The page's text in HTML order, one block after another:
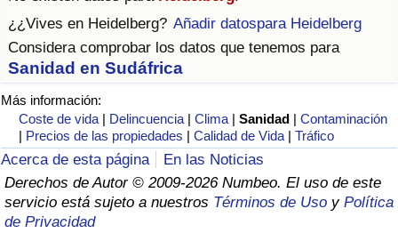
¿¿Vives en Heidelberg? Añadir datospara Heidelberg
Considera comprobar los datos que tenemos para
Sanidad en Sudáfrica
Más información:
Coste de vida | Delincuencia |Clima |Sanidad |Contaminación
| Precios de las propiedades |Calidad de Vida |Tráfico
Acerca de esta página
En las Noticias
Derechos de Autor © 2009-2026 Numbeo. El uso de este
servicio está sujeto a nuestros Términos de Uso y Política
de Privacidad
Índice de Costo de Vida
Índice de costo de vida por país
en aqaba
Índice de Precios de Inmuebles
Índice de Precios de Inmuebles por País
Índice de Calidad de Vida (Actual)
Índice de calidad de vida por país
Delincuencia
Calificación del Índice de Criminalidad
(Actual)